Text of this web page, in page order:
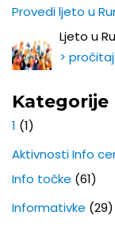
Provedi ljeto u
Ljeto u
>
Kategorije
1 (1)
Aktivnosti Info
Info točke (61)
Informativke (29)